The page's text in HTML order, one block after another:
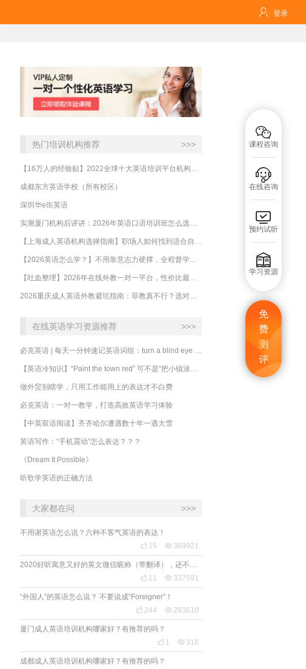
 登录

课程咨询

在线咨询

预约试听

学习资源
免
费
测
评
热门培训机构推荐 >>>
成都东方英语学校（所有校区）
深圳华e街英语
在线英语学习资源推荐 >>>
做外贸别瞎学，只用工作能用上的表达才不白费
必克英语：一对一教学，打造高效英语学习体验
【中英双语阅读】齐齐哈尔遭遇数十年一遇大雪
英语写作：“手机震动”怎么表达？？？
《Dream It Possible》
听歌学英语的正确方法
大家都在问 >>>
不用谢英语怎么说？六种不客气英语的表达！
 15  369921
 11  337591
“外国人”的英语怎么说？ 不要说成“Foreigner”！
 244  293610
厦门成人英语培训机构哪家好？有推荐的吗？
 1  318
成都成人英语培训机构哪家好？有推荐的吗？